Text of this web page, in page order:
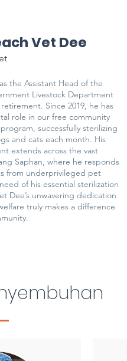
Vet Dee
the Assistant Head of the
Livestock Department
Since 2019, he has
role in our free community
successfully sterilizing
and cats each month. His
extends across the vast
Saphan, where he responds
from underprivileged pet
of his essential sterilization
Dee’s unwavering dedication
truly makes a difference